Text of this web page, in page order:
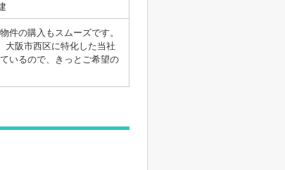
件の購入もスムーズです。
大阪市西区に特化した当社
いるので、きっとご希望の